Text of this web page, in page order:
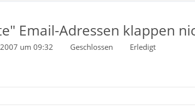
Email-Adressen klappen
um 09:32 Geschlossen Erledigt